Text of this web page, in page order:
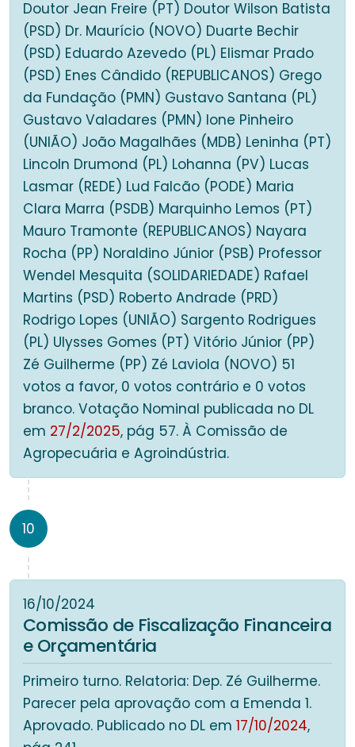
Doutor Jean Freire (PT) Doutor Wilson Batista
(PSD) Dr. Maurício (NOVO) Duarte Bechir
(PSD) Eduardo Azevedo (PL) Elismar Prado
(PSD) Enes Cândido (REPUBLICANOS) Grego
da Fundação (PMN) Gustavo Santana (PL)
Gustavo Valadares (PMN) Ione Pinheiro
(UNIÃO) João Magalhães (MDB) Leninha (PT)
Lincoln Drumond (PL) Lohanna (PV) Lucas
Lasmar (REDE) Lud Falcão (PODE) Maria
Clara Marra (PSDB) Marquinho Lemos (PT)
Mauro Tramonte (REPUBLICANOS) Nayara
Rocha (PP) Noraldino Júnior (PSB) Professor
Wendel Mesquita (SOLIDARIEDADE) Rafael
Martins (PSD) Roberto Andrade (PRD)
Rodrigo Lopes (UNIÃO) Sargento Rodrigues
(PL) Ulysses Gomes (PT) Vitório Júnior (PP)
Zé Guilherme (PP) Zé Laviola (NOVO) 51
votos a favor, 0 votos contrário e 0 votos
branco. Votação Nominal publicada no DL
em 27/2/2025, pág 57. À Comissão de
Agropecuária e Agroindústria.
10
16/10/2024
Comissão de Fiscalização Financeira
e Orçamentária
Primeiro turno. Relatoria: Dep. Zé Guilherme.
Parecer pela aprovação com a Emenda 1.
Aprovado. Publicado no DL em 17/10/2024,